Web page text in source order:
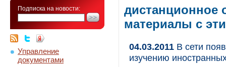
Подписка на новости:
Управление
документами
дистанционное
материалы с
04.03.2011 В сети
изучению